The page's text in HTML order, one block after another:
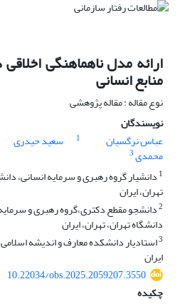
ارائه مدل ناهماهنگی
منابع انسانی
نوع مقاله : مقاله پژوهشی
نویسندگان
عباس نرگسیان
1 سعید حیدری
محمدی3
1 دانشیار گروه رهبری و سرمایه انسانی،
تهران، ایران
2دانشجو مقطع دکتری،گروه رهبری و
دانشگاه تهران، تهران، ایران
3استادیار دانشکده معارف و اندیشه اسلامی
ایران
10.22034/obs.2025.2059207.3550
چکیده